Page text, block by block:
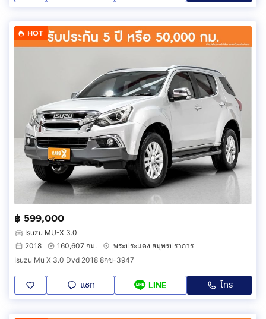
HOT
฿ 599,000
Isuzu MU-X 3.0
2018
160,607 กม.
พระประแดง สมุทรปราการ
Isuzu Mu X 3.0 Dvd 2018 8กข-3947
แชท LINE โทร